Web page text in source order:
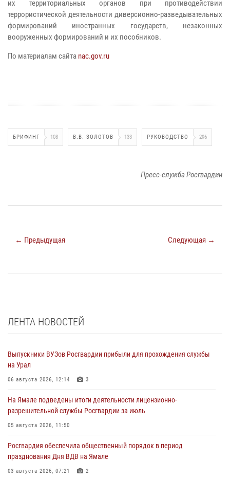
их территориальных органов при противодействии
террористической деятельности диверсионно-разведывательных
формирований иностранных государств, незаконных
вооруженных формирований и их пособников.
По материалам сайта nac.gov.ru
БРИФИНГ 108 В.В. ЗОЛОТОВ 133 РУКОВОДСТВО 296
Пресс-служба Росгвардии
← Предыдущая Следующая →
ЛЕНТА НОВОСТЕЙ
Выпускники ВУЗов Росгвардии прибыли для прохождения службы
на Урал
06 августа 2026, 12:14 3
На Ямале подведены итоги деятельности лицензионно-
разрешительной службы Росгвардии за июль
05 августа 2026, 11:50
Росгвардия обеспечила общественный порядок в период
празднования Дня ВДВ на Ямале
03 августа 2026, 07:21 2